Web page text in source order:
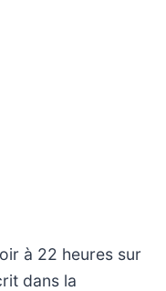
à 22 heures sur
dans la